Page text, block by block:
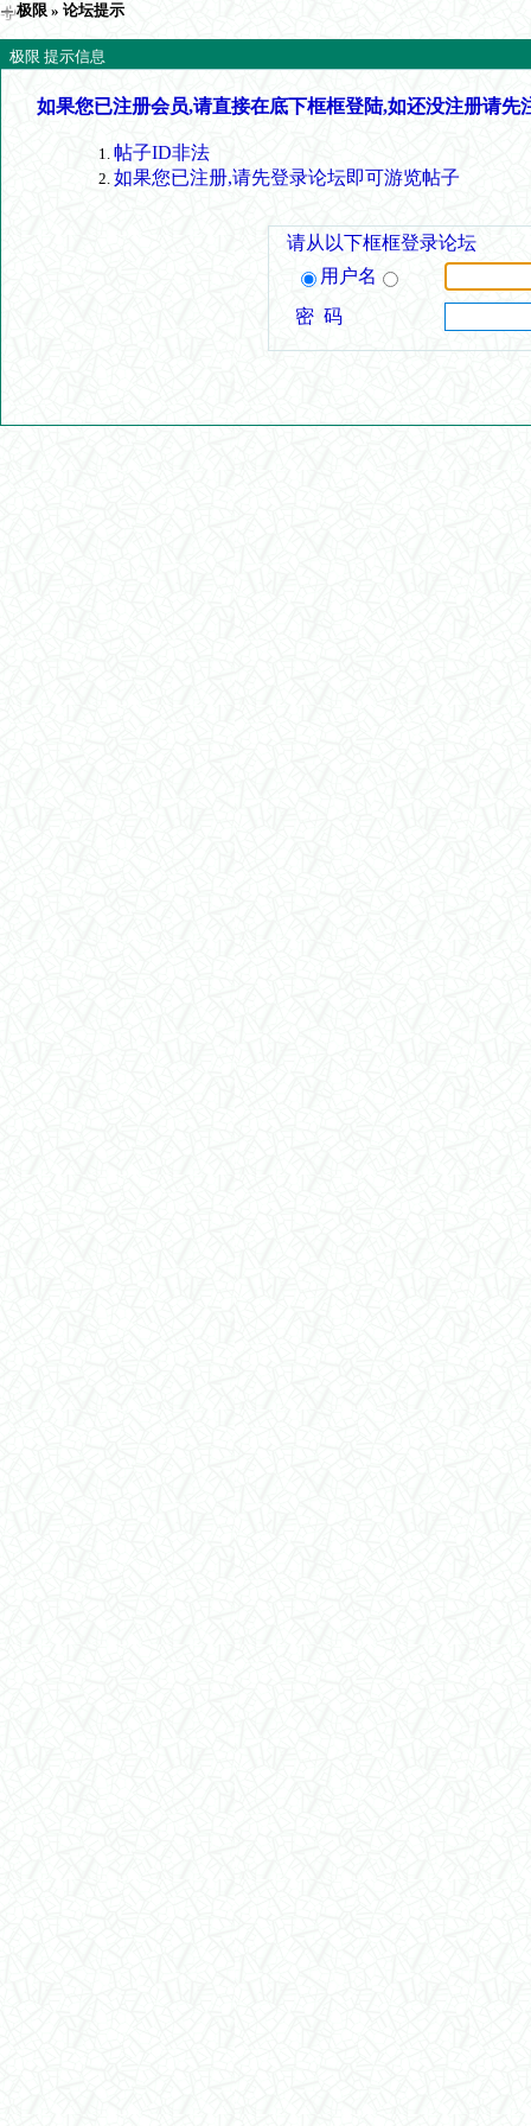
极限 » 论坛提示
极限 提示信息
如果您已注册会员,请直接在底下框框登陆,如还没注册请先
帖子ID非法
如果您已注册,请先登录论坛即可游览帖子
请从以下框框登录论坛
用户名
密 码